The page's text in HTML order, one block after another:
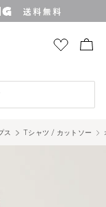
ス Tシャツ / カットソー